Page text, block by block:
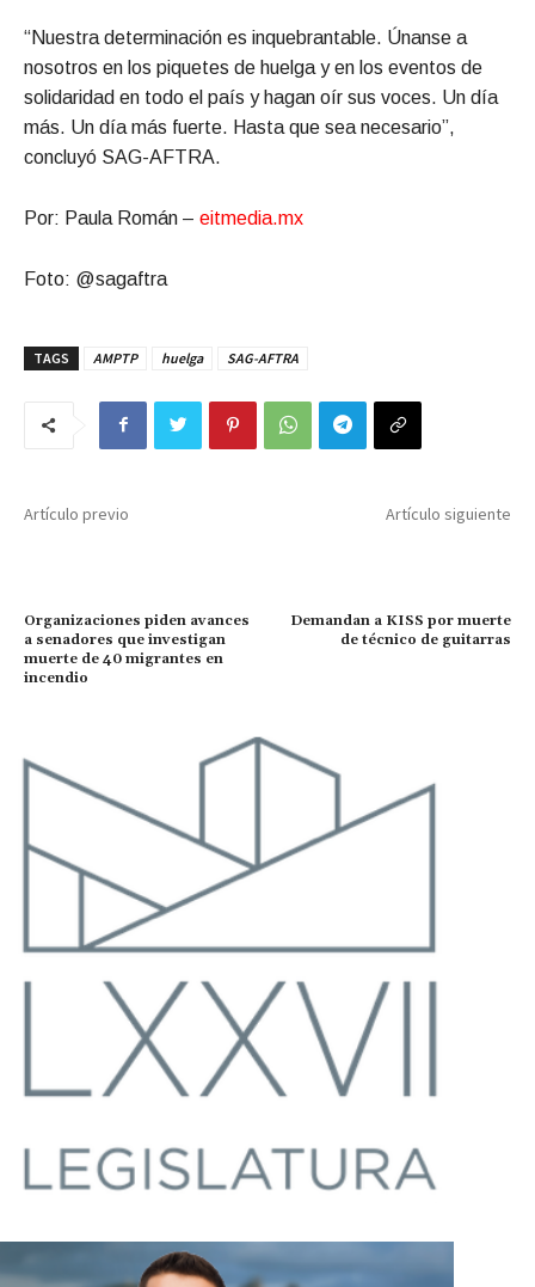
“Nuestra determinación es inquebrantable. Únanse a
nosotros en los piquetes de huelga y en los eventos de
solidaridad en todo el país y hagan oír sus voces. Un día
más. Un día más fuerte. Hasta que sea necesario”,
concluyó SAG-AFTRA.
Por: Paula Román – eitmedia.mx
Foto: @sagaftra
TAGS AMPTP huelga SAG-AFTRA
Artículo previo
Organizaciones piden avances
a senadores que investigan
muerte de 40 migrantes en
incendio
Artículo siguiente
Demandan a KISS por muerte
de técnico de guitarras